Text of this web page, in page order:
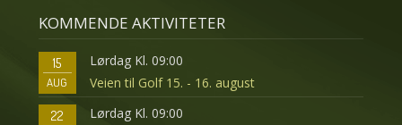
KOMMENDE AKTIVITETER
15
AUG
Lørdag Kl. 09:00
Veien til Golf 15. - 16. august
22
Lørdag Kl. 09:00